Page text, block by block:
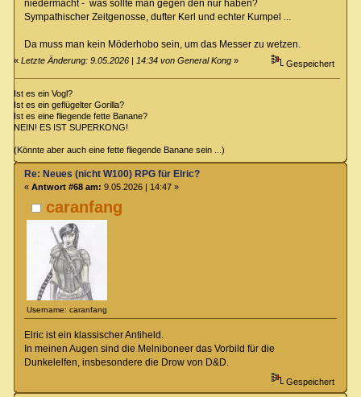
niedermacht - was sollte man gegen den nur haben?
Sympathischer Zeitgenosse, dufter Kerl und echter Kumpel ...
Da muss man kein Möderhobo sein, um das Messer zu wetzen.
«Letzte Änderung: 9.05.2026 | 14:34 von General Kong » Gespeichert
Ist es ein Vogl?
Ist es ein geflügelter Gorilla?
Ist es eine fliegende fette Banane?
NEIN! ES IST SUPERKONG!
(Könnte aber auch eine fette fliegende Banane sein ...)
caranfang
Username: caranfang
Re: Neues (nicht W100) RPG für Elric?
« Antwort #68 am: 9.05.2026 | 14:47 »
Elric ist ein klassischer Antiheld.
In meinen Augen sind die Melniboneer das Vorbild für die
Dunkelelfen, insbesondere die Drow von D&D.
Gespeichert